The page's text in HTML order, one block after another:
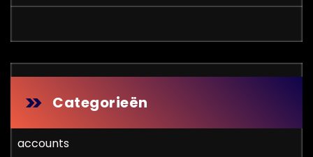
Categorieën
accounts